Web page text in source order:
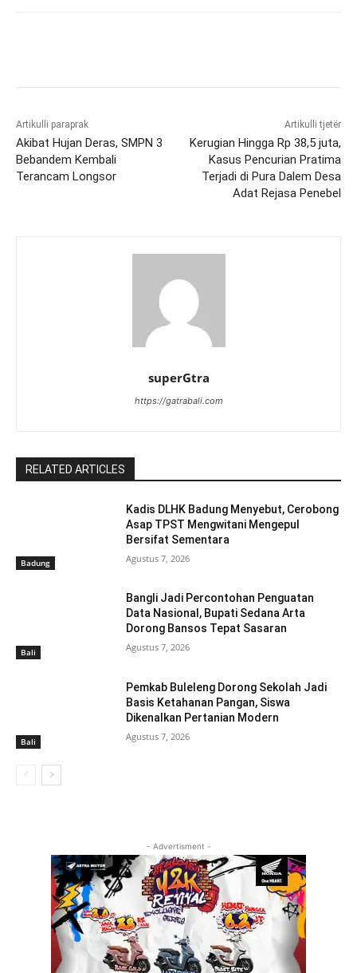
Artikulli paraprak
Akibat Hujan Deras, SMPN 3
Bebandem Kembali
Terancam Longsor
Artikulli tjetër
Kerugian Hingga Rp 38,5 juta,
Kasus Pencurian Pratima
Terjadi di Pura Dalem Desa
Adat Rejasa Penebel
superGtra
https://gatrabali.com
RELATED ARTICLES
Badung
Kadis DLHK Badung Menyebut, Cerobong
Asap TPST Mengwitani Mengepul
Bersifat Sementara
Agustus 7, 2026
Bali
Bangli Jadi Percontohan Penguatan
Data Nasional, Bupati Sedana Arta
Dorong Bansos Tepat Sasaran
Agustus 7, 2026
Bali
Pemkab Buleleng Dorong Sekolah Jadi
Basis Ketahanan Pangan, Siswa
Dikenalkan Pertanian Modern
Agustus 7, 2026
- Advertisment -